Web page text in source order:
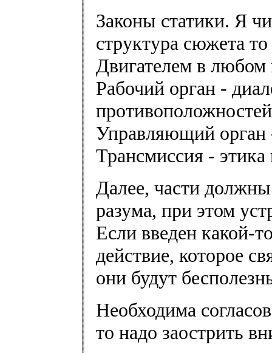
Законы статики. Я
структура сюжета
Двигателем в любом
Рабочий орган -
Управляющий орган
Трансмиссия -
Далее, части должны
разума, при этом
Если введен какой-
действие, которое
они будут
Необходима
то надо заострить